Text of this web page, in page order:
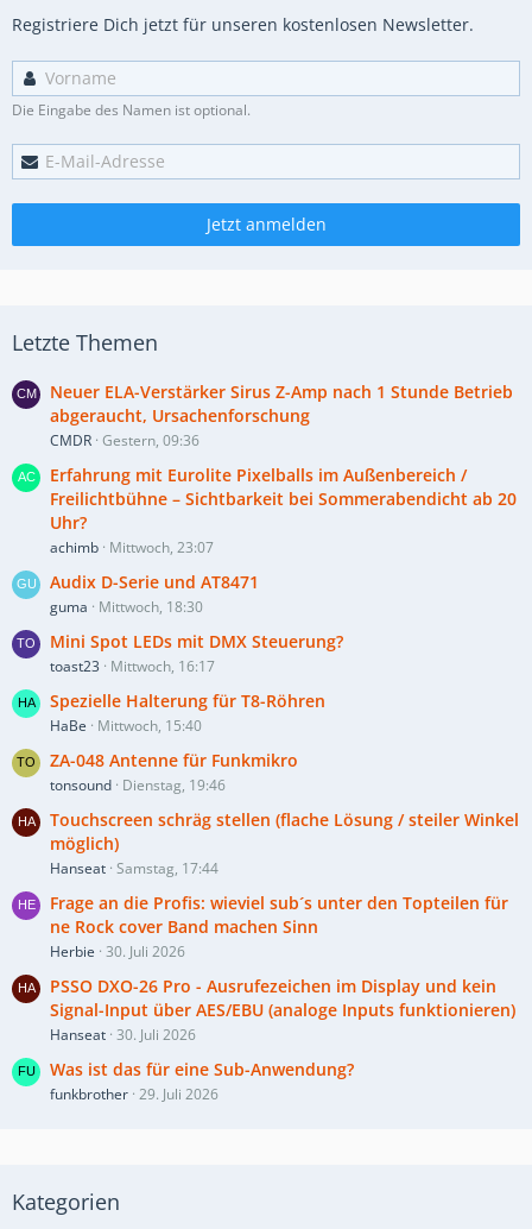
Registriere Dich jetzt für unseren kostenlosen Newsletter.
Die Eingabe des Namen ist optional.
Jetzt anmelden
Letzte Themen
Neuer ELA-Verstärker Sirus Z-Amp nach 1 Stunde Betrieb
abgeraucht, Ursachenforschung
CMDR Gestern, 09:36
Erfahrung mit Eurolite Pixelballs im Außenbereich /
Freilichtbühne – Sichtbarkeit bei Sommerabendicht ab 20
Uhr?
achimb Mittwoch, 23:07
Audix D-Serie und AT8471
guma Mittwoch, 18:30
Mini Spot LEDs mit DMX Steuerung?
toast23 Mittwoch, 16:17
Spezielle Halterung für T8-Röhren
HaBe Mittwoch, 15:40
ZA-048 Antenne für Funkmikro
tonsound Dienstag, 19:46
Touchscreen schräg stellen (flache Lösung / steiler Winkel
möglich)
Hanseat Samstag, 17:44
Frage an die Profis: wieviel sub´s unter den Topteilen für
ne Rock cover Band machen Sinn
Herbie 30. Juli 2026
PSSO DXO-26 Pro - Ausrufezeichen im Display und kein
Signal-Input über AES/EBU (analoge Inputs funktionieren)
Hanseat 30. Juli 2026
Was ist das für eine Sub-Anwendung?
funkbrother 29. Juli 2026
Kategorien